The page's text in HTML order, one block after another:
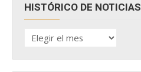
HISTÓRICO DE NOTICIAS
HISTÓRICO
DE